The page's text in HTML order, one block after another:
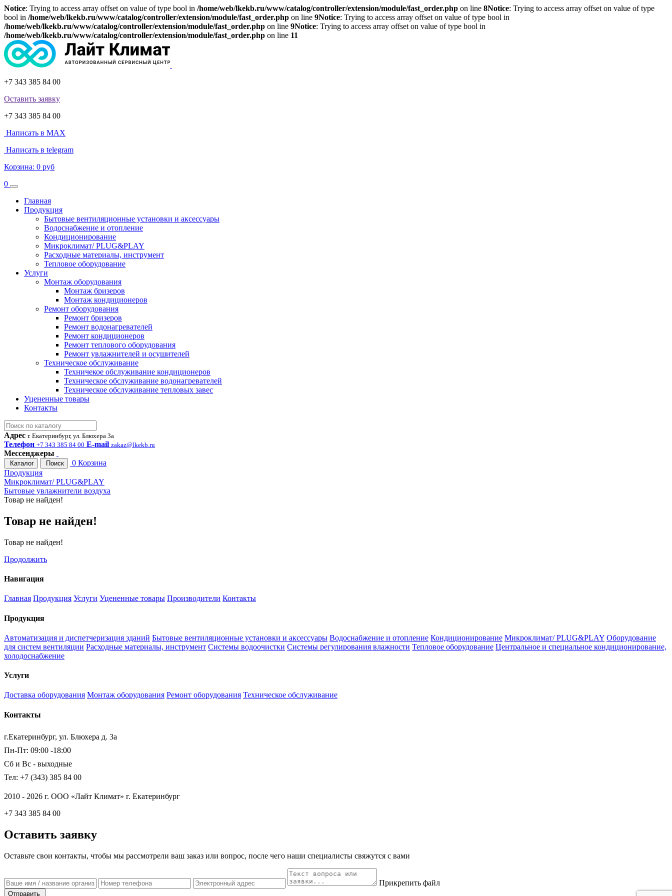
Notice: Trying to access array offset on value of type bool in /home/web/lkekb.ru/www/catalog/controller/extension/module/fast_order.php on line 8Notice: Trying to access array offset on value of type
bool in /home/web/lkekb.ru/www/catalog/controller/extension/module/fast_order.php on line 9Notice: Trying to access array offset on value of type bool in
/home/web/lkekb.ru/www/catalog/controller/extension/module/fast_order.php on line 9Notice: Trying to access array offset on value of type bool in
/home/web/lkekb.ru/www/catalog/controller/extension/module/fast_order.php on line 11
+7 343 385 84 00
Оставить заявку
+7 343 385 84 00
Написать в MAX
Написать в telegram
Корзина: 0 руб
0
Главная
Продукция
Бытовые вентиляционные установки и аксессуары
Водоснабжение и отопление
Кондиционирование
Микроклимат/ PLUG&PLAY
Расходные материалы, инструмент
Тепловое оборудование
Услуги
Монтаж оборудования
Монтаж бризеров
Монтаж кондиционеров
Ремонт оборудования
Ремонт бризеров
Ремонт водонагревателей
Ремонт кондиционеров
Ремонт теплового оборудования
Ремонт увлажнителей и осушителей
Техническое обслуживание
Техничекое обслуживание кондиционеров
Техническое обслуживание водонагревателей
Техническое обслуживание тепловых завес
Уцененные товары
Контакты
Адрес г. Екатеринбург, ул. Блюхера 3а
Телефон +7 343 385 84 00 E-mail zakaz@lkekb.ru
Мессенджеры
Каталог Поиск 0 Корзина
Продукция
Микроклимат/ PLUG&PLAY
Бытовые увлажнители воздуха
Товар не найден!
Товар не найден!
Товар не найден!
Продолжить
Навигация
Главная Продукция Услуги Уцененные товары Производители Контакты
Продукция
Автоматизация и диспетчеризация зданий Бытовые вентиляционные установки и аксессуары Водоснабжение и отопление Кондиционирование Микроклимат/ PLUG&PLAY Оборудование
для систем вентиляции Расходные материалы, инструмент Системы водоочистки Системы регулирования влажности Тепловое оборудование Центральное и специальное кондиционирование,
холодоснабжение
Услуги
Доставка оборудования Монтаж оборудования Ремонт оборудования Техническое обслуживание
Контакты
г.Екатеринбург, ул. Блюхера д. 3а
Пн-Пт: 09:00 -18:00
Сб и Вс - выходные
Тел: +7 (343) 385 84 00
2010 - 2026 г. ООО «Лайт Климат» г. Екатеринбург
+7 343 385 84 00
Оставить заявку
Оставьте свои контакты, чтобы мы рассмотрели ваш заказ или вопрос, после чего наши специалисты свяжутся с вами
Прикрепить файл
Отправить